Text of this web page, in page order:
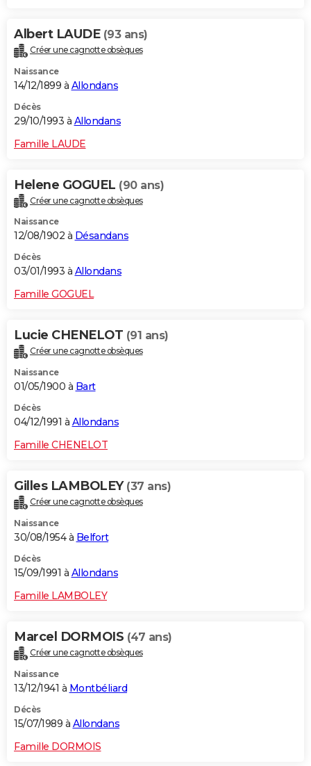
Albert LAUDE (93 ans)
Créer une cagnotte obsèques
Naissance
14/12/1899 à Allondans
Décès
29/10/1993 à Allondans
Famille LAUDE
Helene GOGUEL (90 ans)
Créer une cagnotte obsèques
Naissance
12/08/1902 à Désandans
Décès
03/01/1993 à Allondans
Famille GOGUEL
Lucie CHENELOT (91 ans)
Créer une cagnotte obsèques
Naissance
01/05/1900 à Bart
Décès
04/12/1991 à Allondans
Famille CHENELOT
Gilles LAMBOLEY (37 ans)
Créer une cagnotte obsèques
Naissance
30/08/1954 à Belfort
Décès
15/09/1991 à Allondans
Famille LAMBOLEY
Marcel DORMOIS (47 ans)
Créer une cagnotte obsèques
Naissance
13/12/1941 à Montbéliard
Décès
15/07/1989 à Allondans
Famille DORMOIS